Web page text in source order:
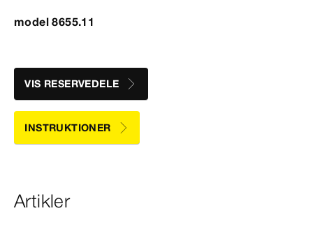
model 8655.11
VIS RESERVEDELE
INSTRUKTIONER
Artikler